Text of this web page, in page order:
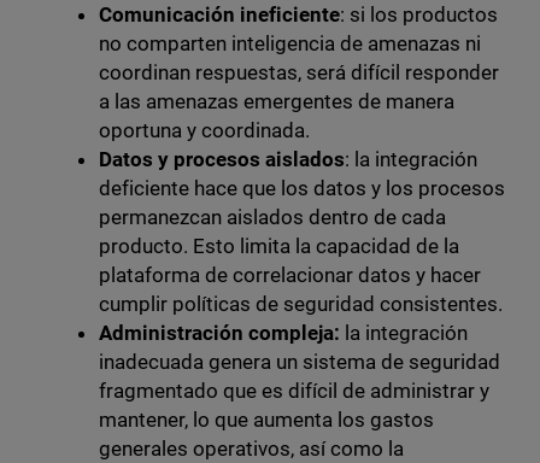
Comunicación ineficiente: si los productos
no comparten inteligencia de amenazas ni
coordinan respuestas, será difícil responder
a las amenazas emergentes de manera
oportuna y coordinada.
Datos y procesos aislados: la integración
deficiente hace que los datos y los procesos
permanezcan aislados dentro de cada
producto. Esto limita la capacidad de la
plataforma de correlacionar datos y hacer
cumplir políticas de seguridad consistentes.
Administración compleja: la integración
inadecuada genera un sistema de seguridad
fragmentado que es difícil de administrar y
mantener, lo que aumenta los gastos
generales operativos, así como la